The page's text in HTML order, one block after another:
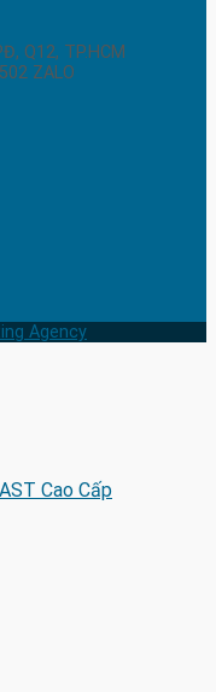
Q12, TP.HCM
ZALO
Agency
Cao Cấp